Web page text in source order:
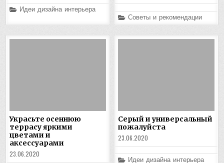
Posted
in
Идеи дизайна интерьера
Posted
in
Советы и рекомендации
Украсьте осеннюю
террасу яркими
цветами и
аксессуарами
23.06.2020
Серый и универсальный
пожалуйста
23.06.2020
Posted
Идеи дизайна интерьера